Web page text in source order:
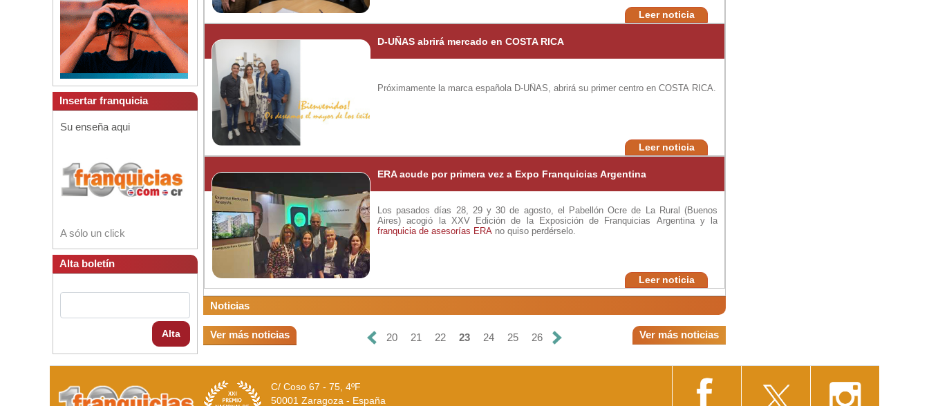
Insertar franquicia
Su enseña aqui
A sólo un click
Alta boletín
Alta
Leer noticia
D-UÑAS abrirá mercado en COSTA RICA
Próximamente la marca española D-UÑAS, abrirá su primer centro en COSTA RICA.
Leer noticia
ERA acude por primera vez a Expo Franquicias Argentina
Los pasados días 28, 29 y 30 de agosto, el Pabellón Ocre de La Rural (Buenos
Aires) acogió la XXV Edición de la Exposición de Franquicias Argentina y la
franquicia de asesorías ERA no quiso perdérselo.
Leer noticia
Noticias
Ver más noticias 20 21 22 23 24 25 26 Ver más noticias
C/ Coso 67 - 75, 4ºF
50001 Zaragoza - España